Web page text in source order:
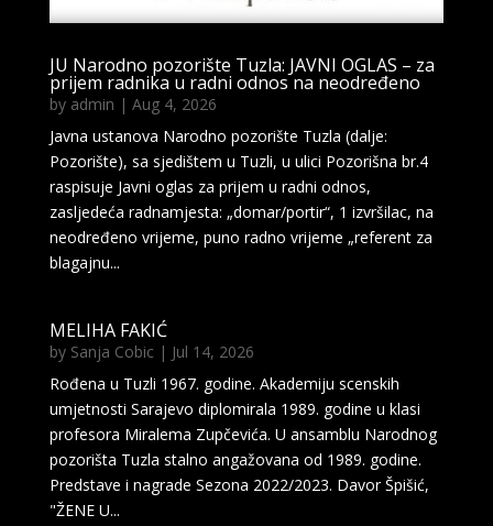
JU Narodno pozorište Tuzla: JAVNI OGLAS – za
prijem radnika u radni odnos na neodređeno
by admin | Aug 4, 2026
Javna ustanova Narodno pozorište Tuzla (dalje:
Pozorište), sa sjedištem u Tuzli, u ulici Pozorišna br.4
raspisuje Javni oglas za prijem u radni odnos,
zasljedeća radnamjesta: „domar/portir“, 1 izvršilac, na
neodređeno vrijeme, puno radno vrijeme „referent za
blagajnu...
MELIHA FAKIĆ
by Sanja Cobic| Jul 14, 2026
Rođena u Tuzli 1967. godine. Akademiju scenskih
umjetnosti Sarajevo diplomirala 1989. godine u klasi
profesora Miralema Zupčevića. U ansamblu Narodnog
pozorišta Tuzla stalno angažovana od 1989. godine.
Predstave i nagrade Sezona 2022/2023. Davor Špišić,
"ŽENE U...